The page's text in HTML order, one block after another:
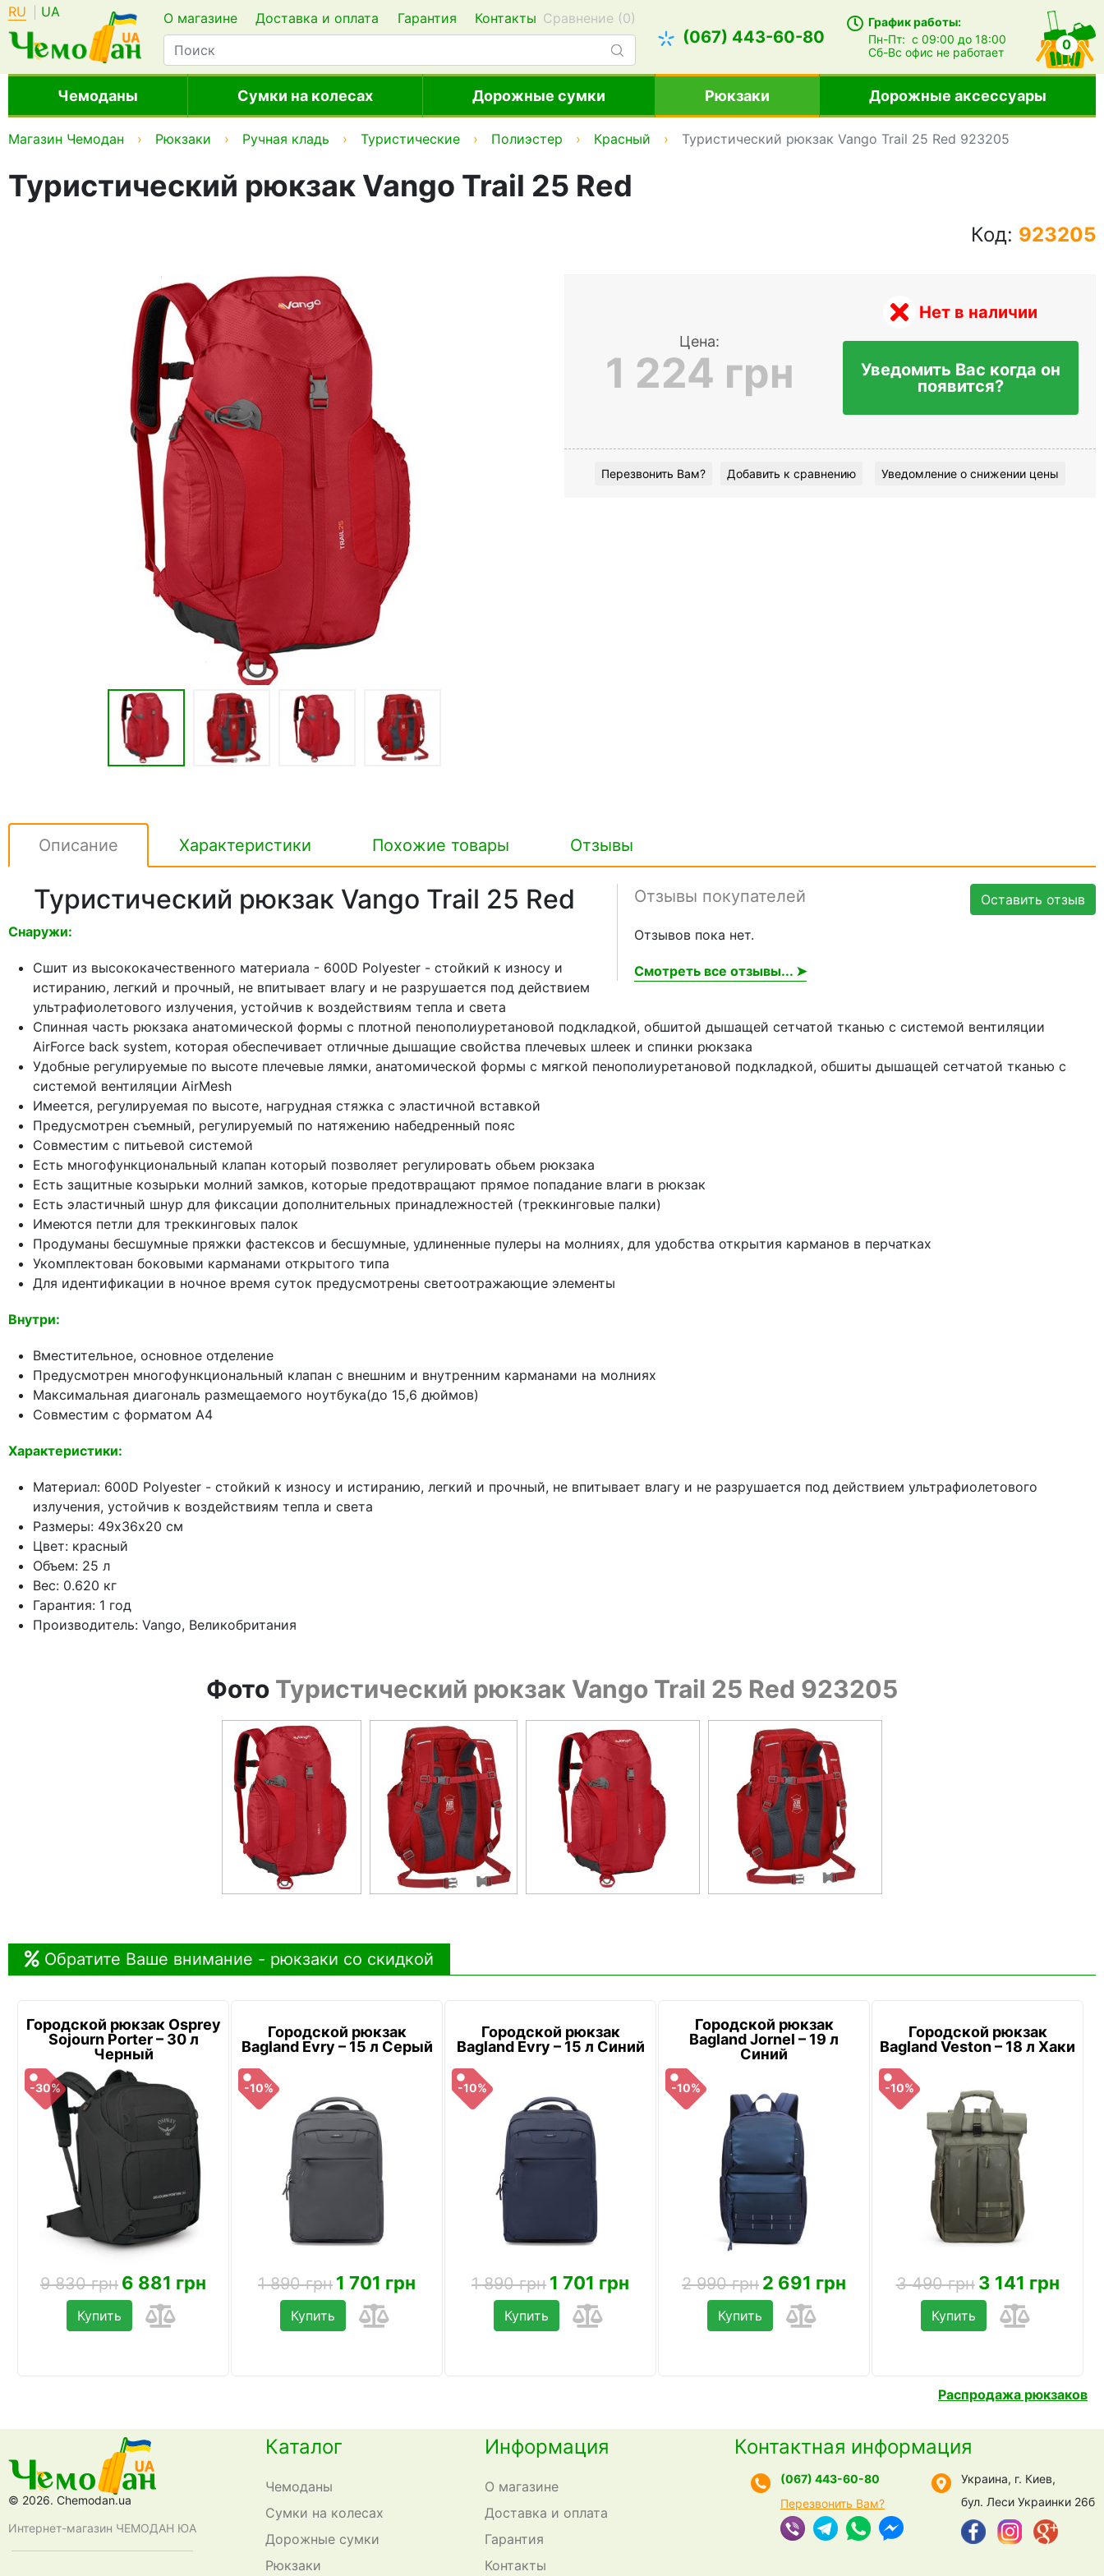
RU UA О магазине Доставка и оплата Гарантия Контакты Сравнение (0)
(067) 443-60-80
График работы:
Пн-Пт:с 09:00 до 18:00
Сб-Всофис не работает 0
Чемоданы Сумки на колесах Дорожные сумки Рюкзаки Дорожные аксессуары
Магазин Чемодан Рюкзаки Ручная кладь Туристические Полиэстер Красный Туристический рюкзак Vango Trail 25 Red 923205
Туристический рюкзак Vango Trail 25 Red
Код: 923205
Цена:
1 224 грн
Нет в наличии
Уведомить Вас когда он
появится?
Перезвонить Вам? Добавить к сравнению Уведомление о снижении цены
Описание Характеристики Похожие товары Отзывы
Оставить отзыв
Отзывы покупателей
Отзывов пока нет.
Смотреть все отзывы... ➤
Туристический рюкзак Vango Trail 25 Red
Снаружи:
Сшит из высококачественного материала - 600D Polyester - стойкий к износу и
истиранию, легкий и прочный, не впитывает влагу и не разрушается под действием
ультрафиолетового излучения, устойчив к воздействиям тепла и света
Спинная часть рюкзака анатомической формы с плотной пенополиуретановой подкладкой, обшитой дышащей сетчатой тканью с системой вентиляции
AirForce back system, которая обеспечивает отличные дышащие свойства плечевых шлеек и спинки рюкзака
Удобные регулируемые по высоте плечевые лямки, анатомической формы с мягкой пенополиуретановой подкладкой, обшиты дышащей сетчатой тканью с
системой вентиляции AirMesh
Имеется, регулируемая по высоте, нагрудная стяжка с эластичной вставкой
Предусмотрен съемный, регулируемый по натяжению набедренный пояс
Совместим с питьевой системой
Есть многофункциональный клапан который позволяет регулировать обьем рюкзака
Есть защитные козырьки молний замков, которые предотвращают прямое попадание влаги в рюкзак
Есть эластичный шнур для фиксации дополнительных принадлежностей (треккинговые палки)
Имеются петли для треккинговых палок
Продуманы бесшумные пряжки фастексов и бесшумные, удлиненные пулеры на молниях, для удобства открытия карманов в перчатках
Укомплектован боковыми карманами открытого типа
Для идентификации в ночное время суток предусмотрены светоотражающие элементы
Внутри:
Вместительное, основное отделение
Предусмотрен многофункциональный клапан с внешним и внутренним карманами на молниях
Максимальная диагональ размещаемого ноутбука(до 15,6 дюймов)
Совместим с форматом А4
Характеристики:
Материал: 600D Polyester - стойкий к износу и истиранию, легкий и прочный, не впитывает влагу и не разрушается под действием ультрафиолетового
излучения, устойчив к воздействиям тепла и света
Размеры: 49х36х20 см
Цвет: красный
Объем: 25 л
Вес: 0.620 кг
Гарантия: 1 год
Производитель: Vango, Великобритания
Фото Туристический рюкзак Vango Trail 25 Red 923205
Обратите Ваше внимание - рюкзаки со скидкой
Городской рюкзак Osprey
Sojourn Porter – 30 л
Черный
-30%
9 830 грн 6 881 грн
Купить
Городской рюкзак
Bagland Evry – 15 л Серый
-10%
1 890 грн 1 701 грн
Купить
Городской рюкзак
Bagland Evry – 15 л Синий
-10%
1 890 грн 1 701 грн
Купить
Городской рюкзак
Bagland Jornel – 19 л
Синий
-10%
2 990 грн 2 691 грн
Купить
Городской рюкзак
Bagland Veston – 18 л Хаки
-10%
3 490 грн 3 141 грн
Купить
Распродажа рюкзаков
© 2026. Chemodan.ua
Интернет-магазин ЧЕМОДАН ЮА
Каталог
Чемоданы
Сумки на колесах
Дорожные сумки
Рюкзаки
Информация
О магазине
Доставка и оплата
Гарантия
Контакты
Контактная информация
(067) 443-60-80
Перезвонить Вам?
Украина, г. Киев,
бул. Леси Украинки 26б